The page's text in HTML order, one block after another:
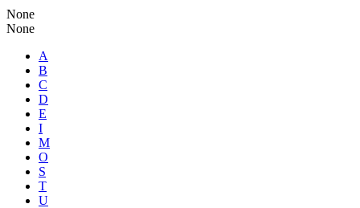
None
None
A
B
C
D
E
I
M
O
S
T
U